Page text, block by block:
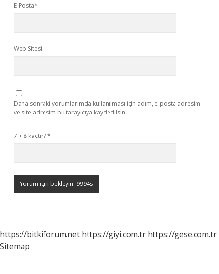
E-Posta*
Web Sitesi
Daha sonraki yorumlarımda kullanılması için adım, e-posta adresim
ve site adresim bu tarayıcıya kaydedilsin.
7 + 8 kaçtır?*
https://bitkiforum.net https://giyi.com.tr https://gese.com.tr
Sitemap